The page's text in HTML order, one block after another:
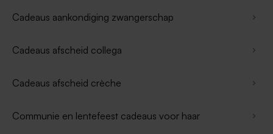
Cadeaus aankondiging zwangerschap
Cadeaus afscheid collega
Cadeaus afscheid crèche
Communie en lentefeest cadeaus voor haar